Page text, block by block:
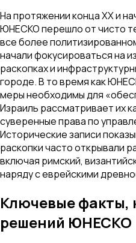
На протяжении конца XX и
ЮНЕСКО перешло от чисто
все более
начали фокусироваться на
раскопках и
городе. В то время как
меры необходимы для
Израиль рассматривает их
суверенные права по
Исторические записи
раскопки часто открывали
включая римский,
наряду с еврейскими
Ключевые факты,
решений ЮНЕСКО